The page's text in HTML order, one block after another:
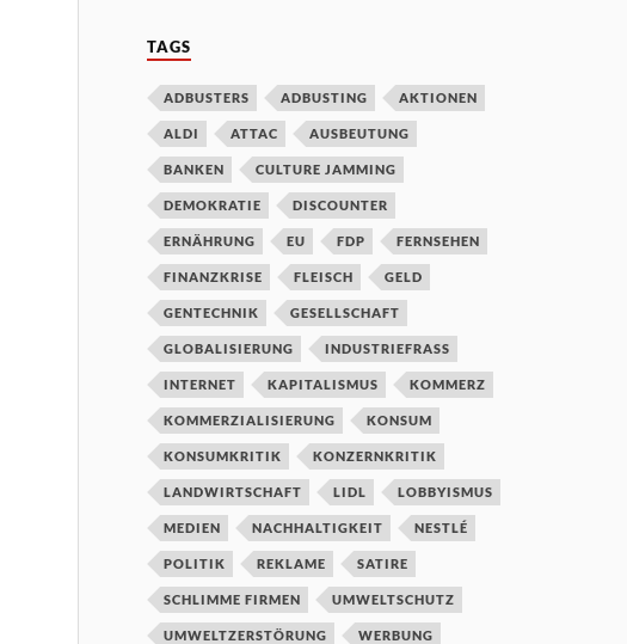
TAGS
ADBUSTERS ADBUSTING AKTIONEN
ALDI ATTAC AUSBEUTUNG
BANKEN CULTURE JAMMING
DEMOKRATIE DISCOUNTER
ERNÄHRUNG EU FDP FERNSEHEN
FINANZKRISE FLEISCH GELD
GENTECHNIK GESELLSCHAFT
GLOBALISIERUNG INDUSTRIEFRASS
INTERNET KAPITALISMUS KOMMERZ
KOMMERZIALISIERUNG KONSUM
KONSUMKRITIK KONZERNKRITIK
LANDWIRTSCHAFT LIDL LOBBYISMUS
MEDIEN NACHHALTIGKEIT NESTLÉ
POLITIK REKLAME SATIRE
SCHLIMME FIRMEN UMWELTSCHUTZ
UMWELTZERSTÖRUNG WERBUNG